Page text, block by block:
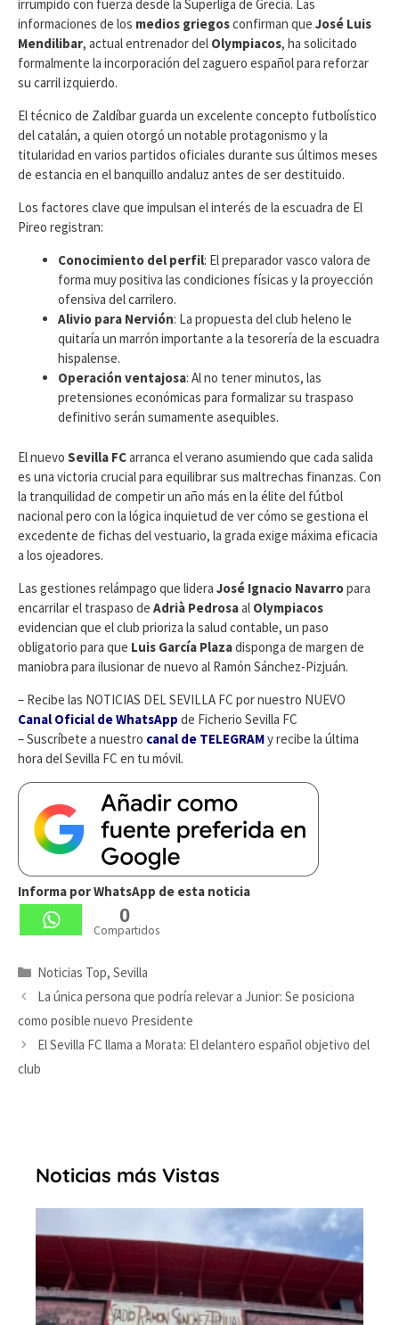
irrumpido con fuerza desde la Superliga de Grecia. Las
informaciones de los medios griegosconfirman que José Luis
Mendilibar, actual entrenador del Olympiacos, ha solicitado
formalmente la incorporación del zaguero español para reforzar
su carril izquierdo.
El técnico de Zaldíbar guarda un excelente concepto futbolístico
del catalán, a quien otorgó un notable protagonismo y la
titularidad en varios partidos oficiales durante sus últimos meses
de estancia en el banquillo andaluz antes de ser destituido.
​Los factores clave que impulsan el interés de la escuadra de El
Pireo registran:
Conocimiento del perfil: El preparador vasco valora de
forma muy positiva las condiciones físicas y la proyección
ofensiva del carrilero.
Alivio para Nervión: La propuesta del club heleno le
quitaría un marrón importante a la tesorería de la escuadra
hispalense.
Operación ventajosa: Al no tener minutos, las
pretensiones económicas para formalizar su traspaso
definitivo serán sumamente asequibles.
​El nuevo Sevilla FCarranca el verano asumiendo que cada salida
es una victoria crucial para equilibrar sus maltrechas finanzas. Con
la tranquilidad de competir un año más en la élite del fútbol
nacional pero con la lógica inquietud de ver cómo se gestiona el
excedente de fichas del vestuario, la grada exige máxima eficacia
a los ojeadores.
Las gestiones relámpago que lidera José Ignacio Navarropara
encarrilar el traspaso de Adrià Pedrosaal Olympiacos
evidencian que el club prioriza la salud contable, un paso
obligatorio para que Luis García Plazadisponga de margen de
maniobra para ilusionar de nuevo al Ramón Sánchez-Pizjuán.
– Recibe las NOTICIAS DEL SEVILLA FC por nuestro NUEVO
Canal Oficial de WhatsApp de Ficherio Sevilla FC
– Suscríbete a nuestro canal de TELEGRAMy recibe la última
hora del Sevilla FC en tu móvil.
Informa por WhatsApp de esta noticia
0
Compartidos
Categorías
Noticias Top, Sevilla
La única persona que podría relevar a Junior: Se posiciona
como posible nuevo Presidente
El Sevilla FC llama a Morata: El delantero español objetivo del
club
Noticias más Vistas